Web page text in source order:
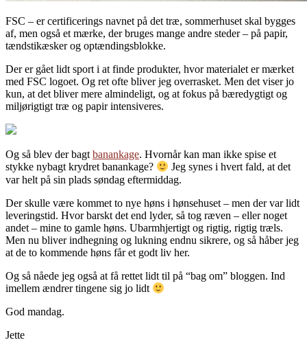
FSC – er certificerings navnet på det træ, sommerhuset skal bygges
af, men også et mærke, der bruges mange andre steder – på papir,
tændstikæsker og optændingsblokke.
Der er gået lidt sport i at finde produkter, hvor materialet er mærket
med FSC logoet. Og ret ofte bliver jeg overrasket. Men det viser jo
kun, at det bliver mere almindeligt, og at fokus på bæredygtigt og
miljørigtigt træ og papir intensiveres.
Og så blev der bagtbanankage. Hvornår kan man ikke spise et
stykke nybagt krydret banankage?
Jeg synes i hvert fald, at det
var helt på sin plads søndag eftermiddag.
Der skulle være kommet to nye høns i hønsehuset – men der var lidt
leveringstid. Hvor barskt det end lyder, så tog ræven – eller noget
andet – mine to gamle høns. Ubarmhjertigt og rigtig, rigtig træls.
Men nu bliver indhegning og lukning endnu sikrere, og så håber jeg
at de to kommende høns får et godt liv her.
Og så nåede jeg også at få rettet lidt til på “bag om” bloggen. Ind
imellem ændrer tingene sig jo lidt
God mandag.
Jette